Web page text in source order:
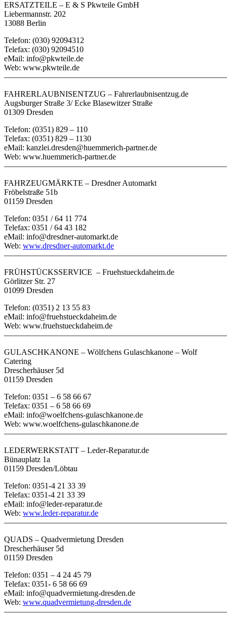
ERSATZTEILE – E & S Pkwteile GmbH
Liebermannstr. 202
13088 Berlin
Telefon: (030) 92094312
Telefax: (030) 92094510
eMail: info@pkwteile.de
Web: www.pkwteile.de
FAHRERLAUBNISENTZUG – Fahrerlaubnisentzug.de
Augsburger Straße 3/ Ecke Blasewitzer Straße
01309 Dresden
Telefon: (0351) 829 – 110
Telefax: (0351) 829 – 1130
eMail: kanzlei.dresden@huemmerich-partner.de
Web: www.huemmerich-partner.de
FAHRZEUGMÄRKTE – Dresdner Automarkt
Fröbelstraße 51b
01159 Dresden
Telefon: 0351 / 64 11 774
Telefax: 0351 / 64 43 182
eMail: info@dresdner-automarkt.de
Web: www.dresdner-automarkt.de
FRÜHSTÜCKSSERVICE – Fruehstueckdaheim.de
Görlitzer Str. 27
01099 Dresden
Telefon: (0351) 2 13 55 83
eMail: info@fruehstueckdaheim.de
Web: www.fruehstueckdaheim.de
GULASCHKANONE – Wölfchens Gulaschkanone – Wolf
Catering
Drescherhäuser 5d
01159 Dresden
Telefon: 0351 – 6 58 66 67
Telefax: 0351 – 6 58 66 69
eMail: info@woelfchens-gulaschkanone.de
Web: www.woelfchens-gulaschkanone.de
LEDERWERKSTATT – Leder-Reparatur.de
Bünauplatz 1a
01159 Dresden/Löbtau
Telefon: 0351-4 21 33 39
Telefax: 0351-4 21 33 39
eMail: info@leder-reparatur.de
Web: www.leder-reparatur.de
QUADS – Quadvermietung Dresden
Drescherhäuser 5d
01159 Dresden
Telefon: 0351 – 4 24 45 79
Telefax: 0351- 6 58 66 69
eMail: info@quadvermietung-dresden.de
Web: www.quadvermietung-dresden.de